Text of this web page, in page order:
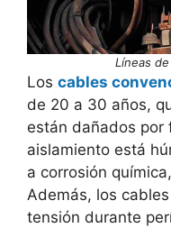
Líneas
Los cables
de 20 a 30 años,
están dañados por
aislamiento está
a corrosión
Además, los
tensión durante